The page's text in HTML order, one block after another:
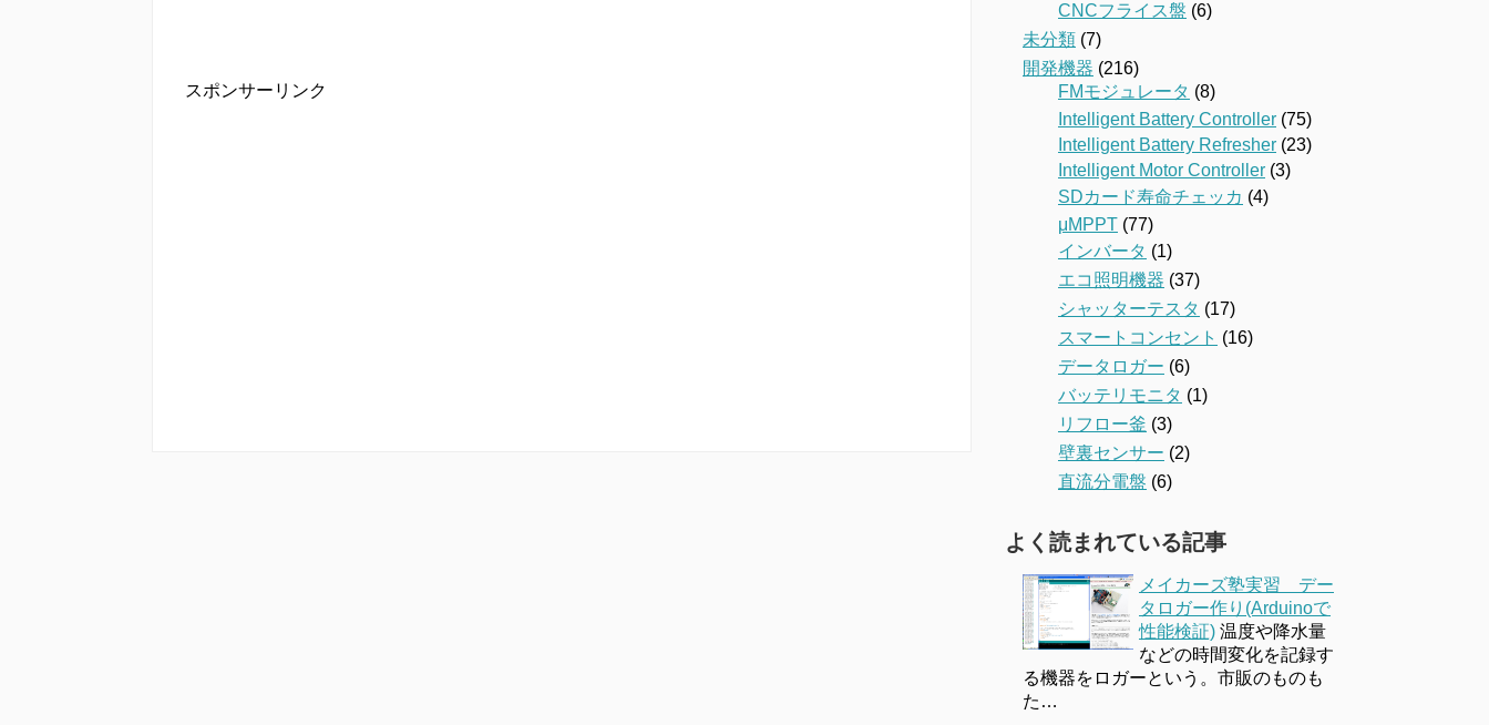
スポンサーリンク
CNCフライス盤 (6)
未分類 (7)
開発機器 (216)
FMモジュレータ (8)
Intelligent Battery Controller (75)
Intelligent Battery Refresher (23)
Intelligent Motor Controller (3)
SDカード寿命チェッカ (4)
μMPPT (77)
インバータ (1)
エコ照明機器 (37)
シャッターテスタ (17)
スマートコンセント (16)
データロガー (6)
バッテリモニタ (1)
リフロー釜 (3)
壁裏センサー (2)
直流分電盤 (6)
よく読まれている記事
メイカーズ塾実習 デー
タロガー作り(Arduinoで
性能検証) 温度や降水量
などの時間変化を記録す
る機器をロガーという。市販のものも
た…